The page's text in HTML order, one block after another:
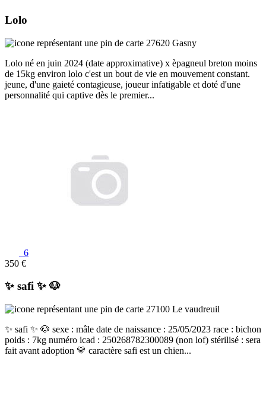
Lolo
27620 Gasny
Lolo né en juin 2024 (date approximative) x èpagneul breton moins
de 15kg environ lolo c'est un bout de vie en mouvement constant.
jeune, d'une gaieté contagieuse, joueur infatigable et doté d'une
personnalité qui captive dès le premier...
6
350 €
✨️ safi ✨️ 🐶
27100 Le vaudreuil
✨️ safi ✨️ 🐶 sexe : mâle date de naissance : 25/05/2023 race : bichon
poids : 7kg numéro icad : 250268782300089 (non lof) stérilisé : sera
fait avant adoption 💛 caractère safi est un chien...